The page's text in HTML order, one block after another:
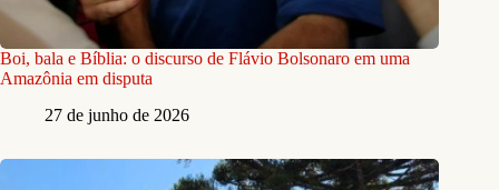
Boi, bala e Bíblia: o discurso de Flávio Bolsonaro em uma
Amazônia em disputa
27 de junho de 2026